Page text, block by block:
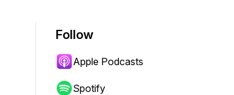
Follow
Apple Podcasts
Spotify